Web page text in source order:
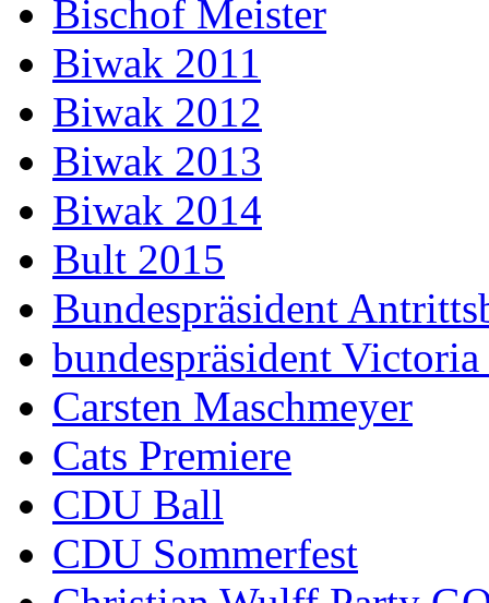
Bischof Meister
Biwak 2011
Biwak 2012
Biwak 2013
Biwak 2014
Bult 2015
Bundespräsident
bundespräsident
Carsten Maschmeyer
Cats Premiere
CDU Ball
CDU Sommerfest